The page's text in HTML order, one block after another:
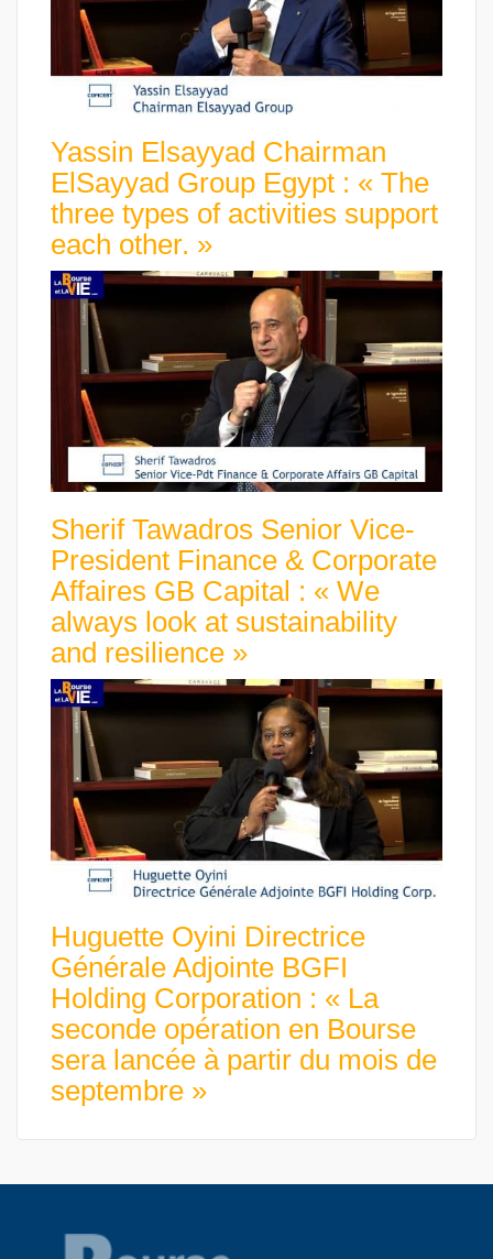
Yassin Elsayyad Chairman
ElSayyad Group Egypt : « The
three types of activities support
each other. »
Sherif Tawadros Senior Vice-
President Finance & Corporate
Affaires GB Capital : « We
always look at sustainability
and resilience »
Huguette Oyini Directrice
Générale Adjointe BGFI
Holding Corporation : « La
seconde opération en Bourse
sera lancée à partir du mois de
septembre »